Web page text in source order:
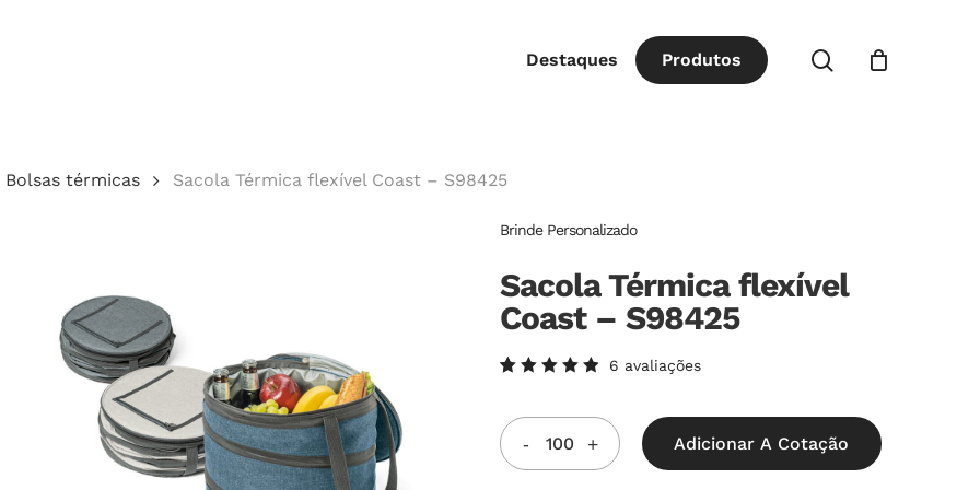
Destaques Produtos procurar
Bolsas térmicas Sacola Térmica flexível Coast – S98425
Brinde Personalizado
Sacola Térmica flexível
Coast – S98425
5.00de
5, com
baseado
em
6 avaliações
Adicionar A Cotação